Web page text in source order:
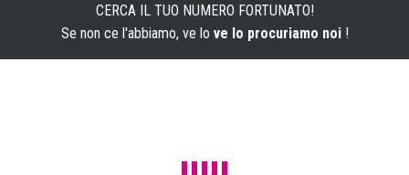
CERCA IL TUO NUMERO FORTUNATO!
Se non ce l'abbiamo, ve lo ve lo procuriamo noi!